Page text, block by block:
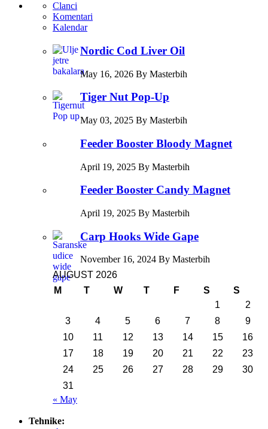
Clanci
Komentari
Kalendar
Nordic Cod Liver Oil
May 16, 2026 By Masterbih
Tiger Nut Pop-Up
May 03, 2025 By Masterbih
Feeder Booster Bloody Magnet
April 19, 2025 By Masterbih
Feeder Booster Candy Magnet
April 19, 2025 By Masterbih
Carp Hooks Wide Gape
November 16, 2024 By Masterbih
AUGUST 2026
M
T W T F S
S
1
2
3
4 5 6 7 8
9
10
11 12 13 14 15
16
17
18 19 20 21 22
23
24
25 26 27 28 29
30
31
« May
Tehnike: